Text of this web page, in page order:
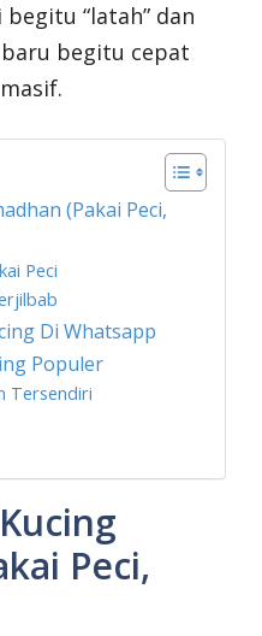
“latah” dan
begitu cepat
(Pakai Peci,
Peci
Di Whatsapp
Populer
Tersendiri
Peci,